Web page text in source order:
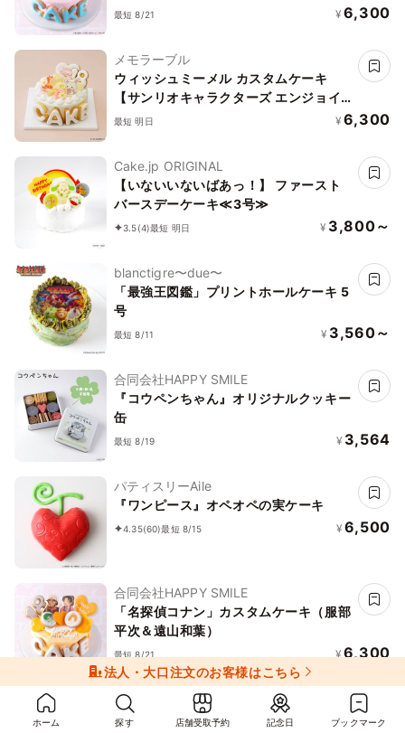
ホーム 探す 店舗受取予約 記念日 ブックマーク
法人・大口注文のお客様はこちら
最短 8/21 ¥ 6,300
メモラーブル
ウィッシュミーメル カスタムケーキ
【サンリオキャラクターズ エンジョイ
アイドルシリーズ】
最短 明日 ¥ 6,300
Cake.jp ORIGINAL
【いないいないばあっ！】 ファースト
バースデーケーキ≪3号≫
3.5(4)最短 明日 ¥ 3,800～
blanctigre〜due〜
「最強王図鑑」プリントホールケーキ 5
号
最短 8/11 ¥ 3,560～
合同会社HAPPY SMILE
『コウペンちゃん』オリジナルクッキー
缶
最短 8/19 ¥ 3,564
パティスリーAile
『ワンピース』オペオペの実ケーキ
4.35(60)最短 8/15 ¥ 6,500
合同会社HAPPY SMILE
「名探偵コナン」カスタムケーキ（服部
平次＆遠山和葉）
最短 8/21 ¥6,300
Cake.jp
「mofusand」もふもふ巾着入りチョコ